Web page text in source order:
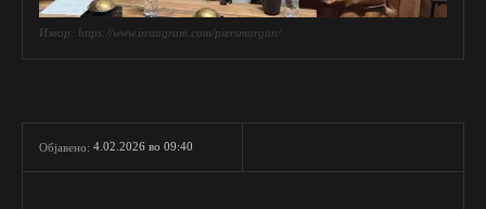
Извор: https://www.instagram.com/piersmorgan/
Објавено: 4.02.2026 во 09:40